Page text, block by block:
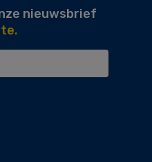
nieuwsbrief